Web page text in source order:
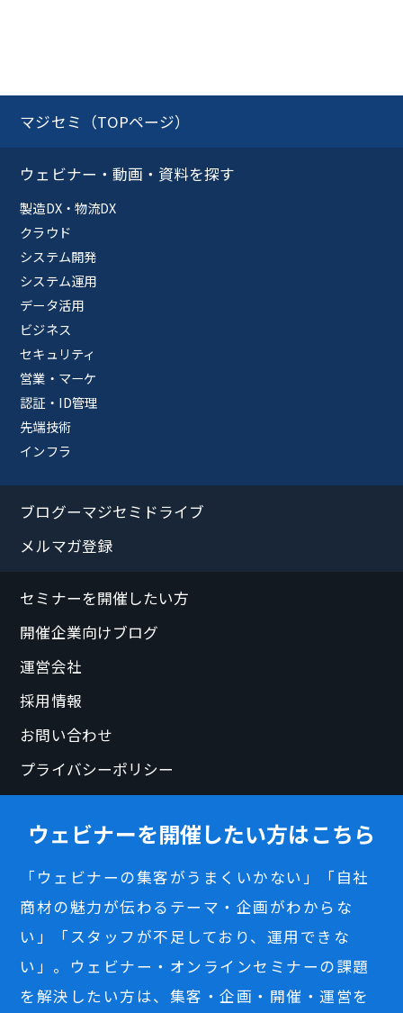
マジセミ（TOPページ）
ウェビナー・動画・資料を探す
製造DX・物流DX
クラウド
システム開発
システム運用
データ活用
ビジネス
セキュリティ
営業・マーケ
認証・ID管理
先端技術
インフラ
ブログーマジセミドライブ
メルマガ登録
セミナーを開催したい方
開催企業向けブログ
運営会社
採用情報
お問い合わせ
プライバシーポリシー
ウェビナーを開催したい方はこちら
「ウェビナーの集客がうまくいかない」「自社
商材の魅力が伝わるテーマ・企画がわからな
い」「スタッフが不足しており、運用できな
い」。ウェビナー・オンラインセミナーの課題
を解決したい方は、集客・企画・開催・運営を